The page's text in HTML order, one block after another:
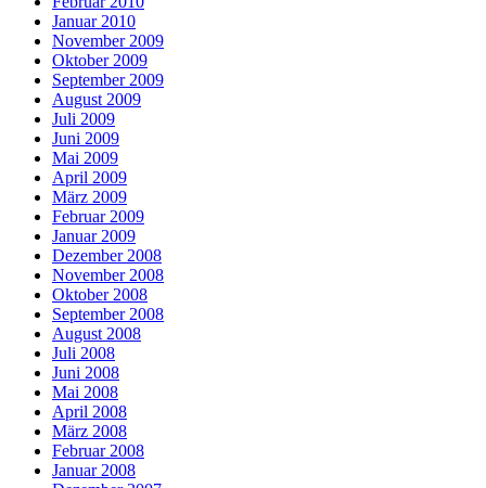
Januar 2010
November 2009
Oktober 2009
September 2009
August 2009
Juli 2009
Juni 2009
Mai 2009
April 2009
März 2009
Februar 2009
Januar 2009
Dezember 2008
November 2008
Oktober 2008
September 2008
August 2008
Juli 2008
Juni 2008
Mai 2008
April 2008
März 2008
Februar 2008
Januar 2008